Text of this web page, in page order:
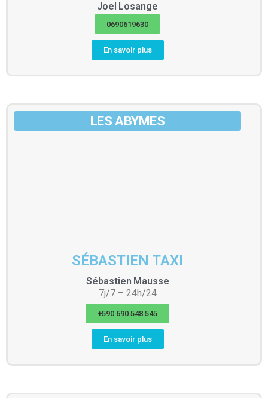
Joel Losange
0690619630
En savoir plus
LES ABYMES
SÉBASTIEN TAXI
Sébastien Mausse
7j/7 – 24h/24
+590 690 548 545
En savoir plus